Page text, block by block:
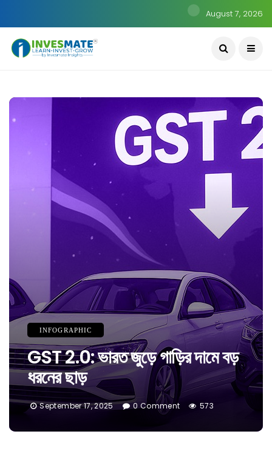
August 7, 2026
INFOGRAPHIC
GST 2.0: ভারত জুড়ে গাড়ির দামে বড়
ধরনের ছাড়
September 17, 2025 0 Comment 573